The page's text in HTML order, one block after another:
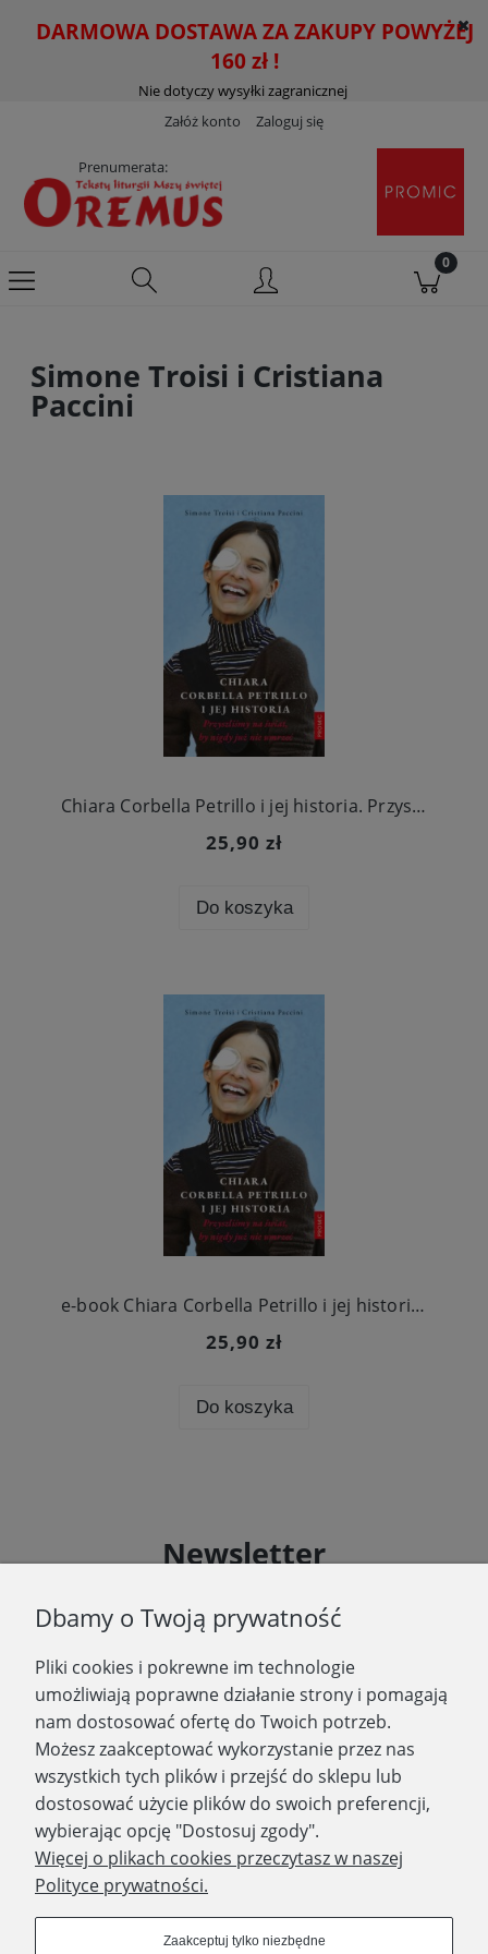
DARMOWA DOSTAWA ZA ZAKUPY POWYŻEJ
160 zł !
Nie dotyczy wysyłki zagranicznej
Załóż konto
Zaloguj się
Prenumerata:
Simone Troisi i Cristiana
Paccini
Chiara Corbella Petrillo i jej historia. Przyszliśmy na świat, by nigdy już nie umrzeć
25,90 zł
Do koszyka
e-book Chiara Corbella Petrillo i jej historia. Przyszliśmy na świat, by nigdy już nie umrzeć
25,90 zł
Do koszyka
Newsletter
informacje o nowościach i promocjach.
Zapisz się
WYDAWNICTWO PROMIC
PRODUKTY
Dbamy o Twoją prywatność
Pliki cookies i pokrewne im technologie
umożliwiają poprawne działanie strony i pomagają
nam dostosować ofertę do Twoich potrzeb.
Możesz zaakceptować wykorzystanie przez nas
wszystkich tych plików i przejść do sklepu lub
dostosować użycie plików do swoich preferencji,
wybierając opcję "Dostosuj zgody".
Więcej o plikach cookies przeczytasz w naszej
Polityce prywatności.
Zaakceptuj tylko niezbędne